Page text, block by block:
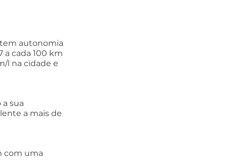
tem autonomia
a cada 100 km
l na cidade e
sua
a mais de
com uma